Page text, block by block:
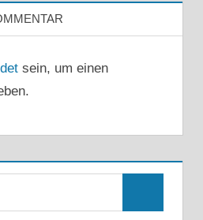
sein, um einen